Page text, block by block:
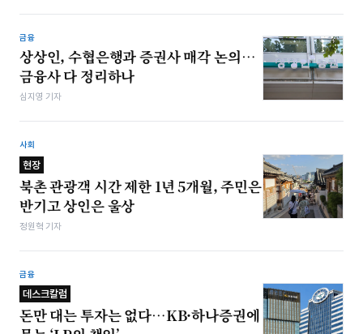
금융
상상인, 수협은행과 증권사 매각 논의…
금융사 다 정리하나
심지영 기자
사회
현장
북촌 관광객 시간 제한 1년 5개월, 주민은
반기고 상인은 울상
정원혁 기자
금융
데스크칼럼
돈만 대는 투자는 없다…KB·하나증권에